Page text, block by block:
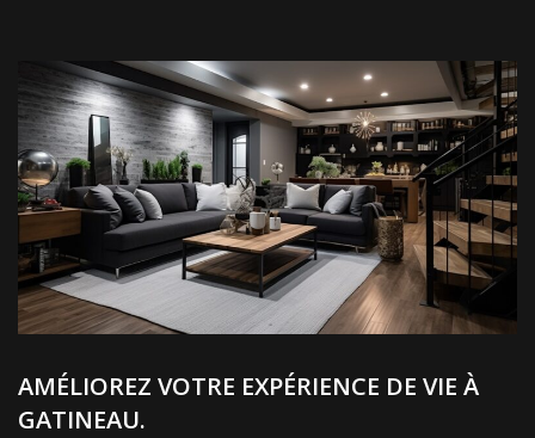
AMÉLIOREZ VOTRE EXPÉRIENCE DE VIE À
GATINEAU.